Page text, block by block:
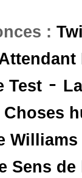
:
Test -
Choses
Williams
Sens